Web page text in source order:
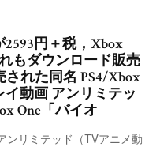
2593円＋税，Xbox
もダウンロード販売
れた同名 PS4/Xbox
動画 アンリミテッ
One「バイオ
ンリミテッド（TVアニメ動